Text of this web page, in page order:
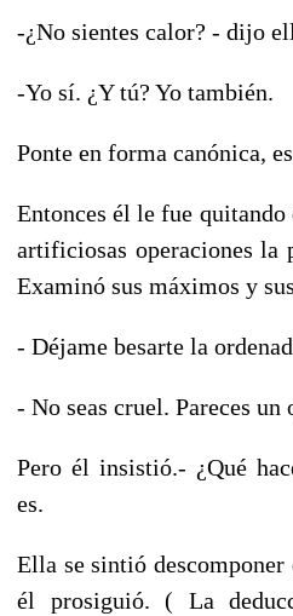
-¿No sientes calor? - dijo
-Yo sí. ¿Y tú? Yo también.
Ponte en forma canónica,
Entonces él le fue quitando
artificiosas operaciones la
Examinó sus máximos y
- Déjame besarte la
- No seas cruel. Pareces
Pero él insistió.- ¿Qué
es.
Ella se sintió
él prosiguió. ( La